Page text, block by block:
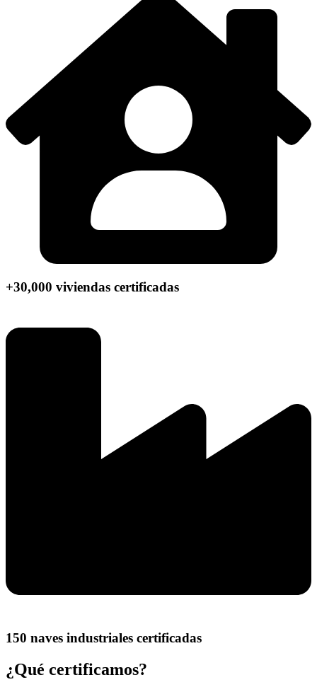
+30,000 viviendas certificadas
150 naves industriales certificadas
¿Qué certificamos?